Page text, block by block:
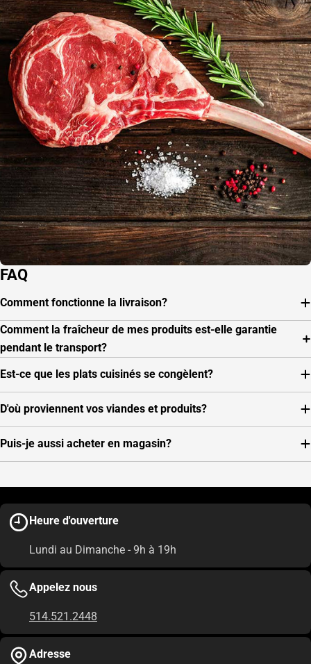
FAQ
Comment fonctionne la livraison?
Comment la fraîcheur de mes produits est-elle garantie
pendant le transport?
Est-ce que les plats cuisinés se congèlent?
D'où proviennent vos viandes et produits?
Puis-je aussi acheter en magasin?
Heure d'ouverture
Lundi au Dimanche - 9h à 19h
Appelez nous
514.521.2448
Adresse